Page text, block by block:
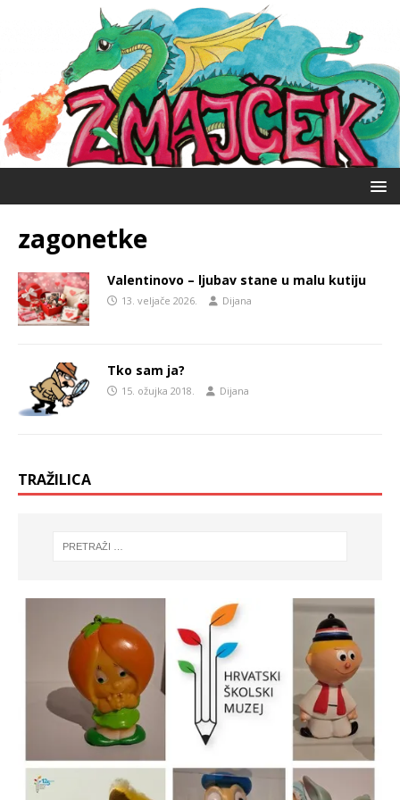
zagonetke
Valentinovo – ljubav stane u malu kutiju
13. veljače 2026. Dijana
Tko sam ja?
15. ožujka 2018. Dijana
TRAŽILICA